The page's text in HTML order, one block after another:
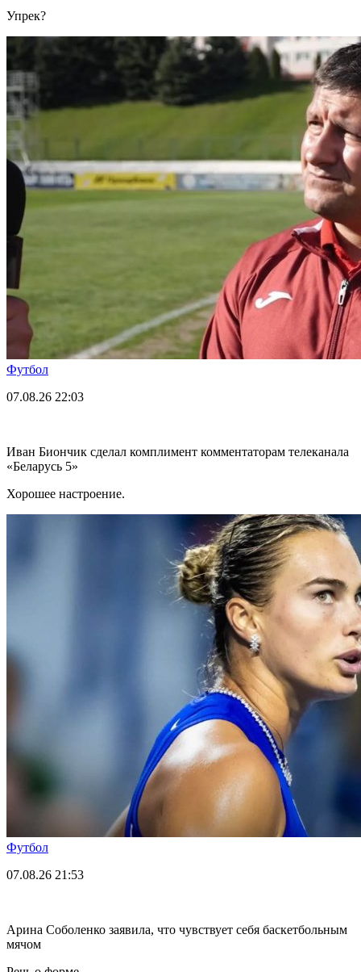
Упрек?
Футбол
07.08.26 22:03
Иван Биончик сделал комплимент комментаторам телеканала
«Беларусь 5»
Хорошее настроение.
Футбол
07.08.26 21:53
Арина Соболенко заявила, что чувствует себя баскетбольным
мячом